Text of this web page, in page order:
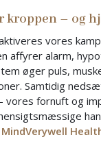
kroppen – og
vores
affyrer alarm,
øger puls,
Samtidig
fornuft og
Verywell